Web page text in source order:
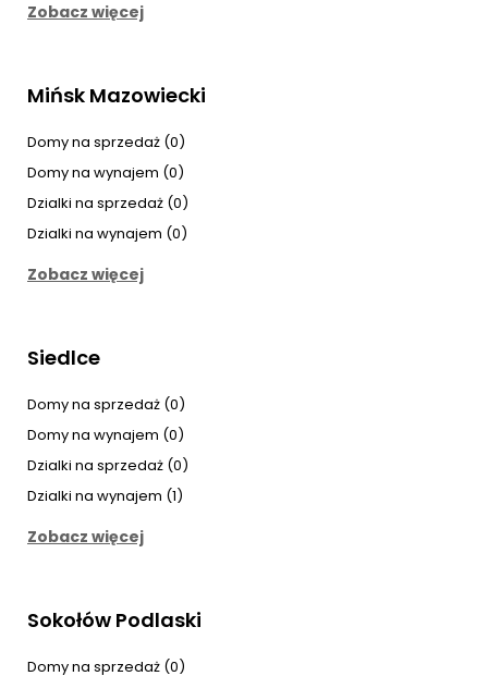
Zobacz więcej
Mińsk Mazowiecki
Domy na sprzedaż (0)
Domy na wynajem (0)
Dzialki na sprzedaż (0)
Dzialki na wynajem (0)
Zobacz więcej
Siedlce
Domy na sprzedaż (0)
Domy na wynajem (0)
Dzialki na sprzedaż (0)
Dzialki na wynajem (1)
Zobacz więcej
Sokołów Podlaski
Domy na sprzedaż (0)